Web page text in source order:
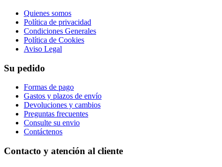
Quienes somos
Política de privacidad
Condiciones Generales
Política de Cookies
Aviso Legal
Su pedido
Formas de pago
Gastos y plazos de envío
Devoluciones y cambios
Preguntas frecuentes
Consulte su envio
Contáctenos
Contacto y atención al cliente